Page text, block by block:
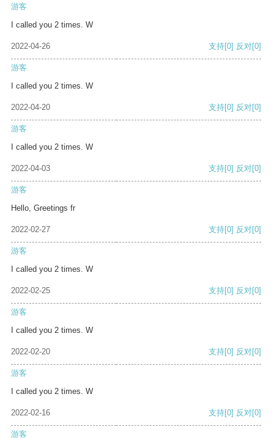
游客
I called you 2 times. W
2022-04-26 支持[0] 反对[0]
游客
I called you 2 times. W
2022-04-20 支持[0] 反对[0]
游客
I called you 2 times. W
2022-04-03 支持[0] 反对[0]
游客
Hello, Greetings fr
2022-02-27 支持[0] 反对[0]
游客
I called you 2 times. W
2022-02-25 支持[0] 反对[0]
游客
I called you 2 times. W
2022-02-20 支持[0] 反对[0]
游客
I called you 2 times. W
2022-02-16 支持[0] 反对[0]
游客